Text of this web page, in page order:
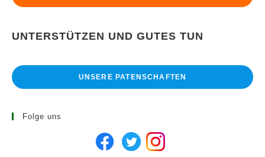
UNTERSTÜTZEN UND GUTES TUN
UNSERE PATENSCHAFTEN
Folge uns